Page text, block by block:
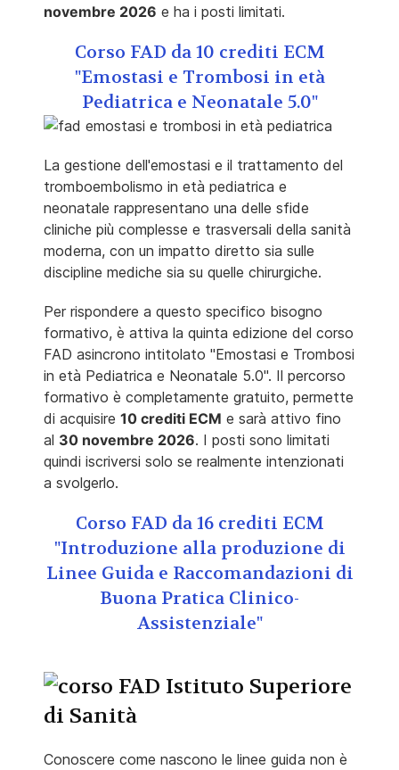
novembre 2026 e ha i posti limitati.
Corso FAD da 10 crediti ECM
"Emostasi e Trombosi in età
Pediatrica e Neonatale 5.0"
La gestione dell'emostasi e il trattamento del
tromboembolismo in età pediatrica e
neonatale rappresentano una delle sfide
cliniche più complesse e trasversali della sanità
moderna, con un impatto diretto sia sulle
discipline mediche sia su quelle chirurgiche.
Per rispondere a questo specifico bisogno
formativo, è attiva la quinta edizione del corso
FAD asincrono intitolato "Emostasi e Trombosi
in età Pediatrica e Neonatale 5.0". Il percorso
formativo è completamente gratuito, permette
di acquisire 10 crediti ECM e sarà attivo fino
al 30 novembre 2026. I posti sono limitati
quindi iscriversi solo se realmente intenzionati
a svolgerlo.
Corso FAD da 16 crediti ECM
"Introduzione alla produzione di
Linee Guida e Raccomandazioni di
Buona Pratica Clinico-
Assistenziale"
Conoscere come nascono le linee guida non è